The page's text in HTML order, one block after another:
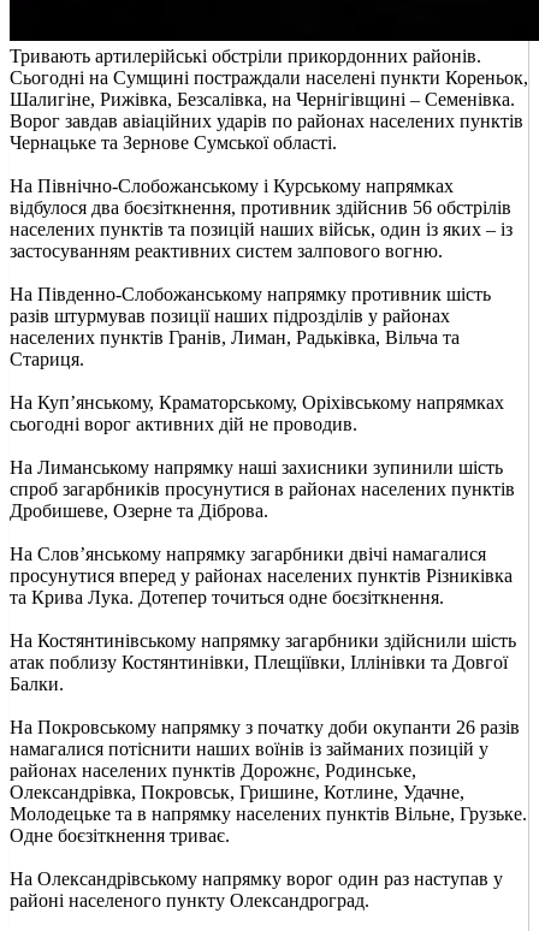
Тривають артилерійські обстріли прикордонних районів.
Сьогодні на Сумщині постраждали населені пункти Кореньок,
Шалигіне, Рижівка, Безсалівка, на Чернігівщині – Семенівка.
Ворог завдав авіаційних ударів по районах населених пунктів
Чернацьке та Зернове Сумської області.
На Північно-Слобожанському і Курському напрямках
відбулося два боєзіткнення, противник здійснив 56 обстрілів
населених пунктів та позицій наших військ, один із яких – із
застосуванням реактивних систем залпового вогню.
На Південно-Слобожанському напрямку противник шість
разів штурмував позиції наших підрозділів у районах
населених пунктів Гранів, Лиман, Радьківка, Вільча та
Стариця.
На Куп’янському, Краматорському, Оріхівському напрямках
сьогодні ворог активних дій не проводив.
На Лиманському напрямку наші захисники зупинили шість
спроб загарбників просунутися в районах населених пунктів
Дробишеве, Озерне та Діброва.
На Слов’янському напрямку загарбники двічі намагалися
просунутися вперед у районах населених пунктів Різниківка
та Крива Лука. Дотепер точиться одне боєзіткнення.
На Костянтинівському напрямку загарбники здійснили шість
атак поблизу Костянтинівки, Плещіївки, Іллінівки та Довгої
Балки.
На Покровському напрямку з початку доби окупанти 26 разів
намагалися потіснити наших воїнів із займаних позицій у
районах населених пунктів Дорожнє, Родинське,
Олександрівка, Покровськ, Гришине, Котлине, Удачне,
Молодецьке та в напрямку населених пунктів Вільне, Грузьке.
Одне боєзіткнення триває.
На Олександрівському напрямку ворог один раз наступав у
районі населеного пункту Олександроград.